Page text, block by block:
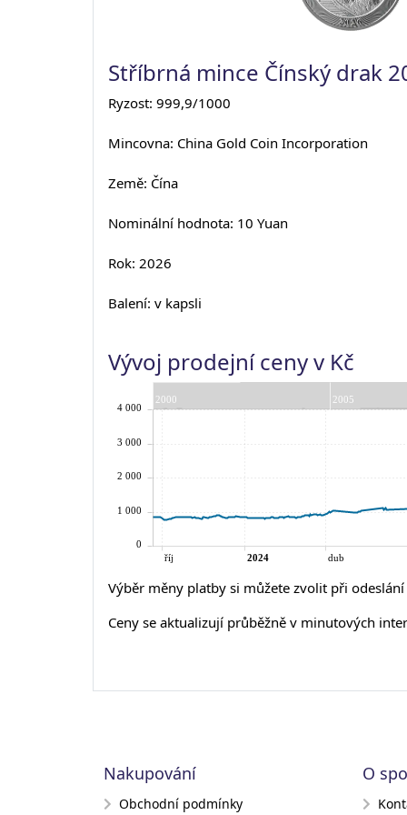
Stříbrná mince Čínský drak
Ryzost: 999,9/1000
Mincovna: China Gold Coin Incorporation
Země: Čína
Nominální hodnota: 10 Yuan
Rok: 2026
Balení: v kapsli
Vývoj prodejní ceny v Kč
Výběr měny platby si můžete zvolit při
Ceny se aktualizují průběžně v minutových
Nakupování
Obchodní podmínky
O